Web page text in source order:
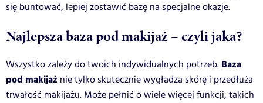
się buntować, lepiej zostawić bazę na specjalne okazje.
Najlepsza baza pod makijaż – czyli jaka?
Wszystko zależy do twoich indywidualnych potrzeb. Baza
pod makijaż nie tylko skutecznie wygładza skórę i przedłuża
trwałość makijażu. Może pełnić o wiele więcej funkcji, takich